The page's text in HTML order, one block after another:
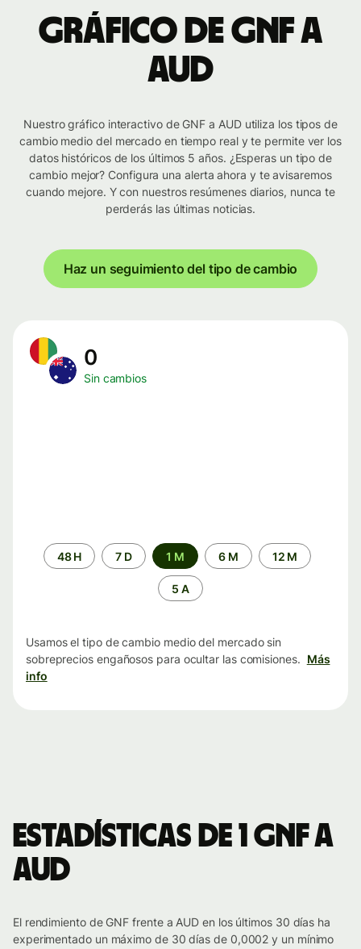
Gráfico de GNF a
AUD
Nuestro gráfico interactivo de GNF a AUD utiliza los tipos de
cambio medio del mercado en tiempo real y te permite ver los
datos históricos de los últimos 5 años. ¿Esperas un tipo de
cambio mejor? Configura una alerta ahora y te avisaremos
cuando mejore. Y con nuestros resúmenes diarios, nunca te
perderás las últimas noticias.
Haz un seguimiento del tipo de cambio
0
Sin cambios
Periodo48 H 7 D 1 M 6 M 12 M
5 A
Usamos el tipo de cambio medio del mercado sin
sobreprecios engañosos para ocultar las comisiones. Más
info
Estadísticas de 1 GNF a
AUD
El rendimiento de GNF frente a AUD en los últimos 30 días ha
experimentado un máximo de 30 días de 0,0002 y un mínimo